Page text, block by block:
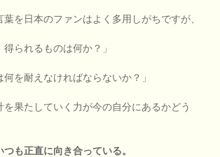
を日本のファンはよく多用しがちですが、
得られるものは何か？」
何を耐えなければならないか？」
を果たしていく力が今の自分にあるかどう
も正直に向き合っている。